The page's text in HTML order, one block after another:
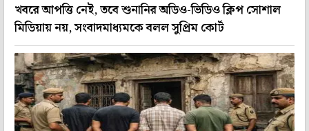
খবরে আপত্তি নেই, তবে শুনানির অডিও-ভিডিও ক্লিপ সোশাল
মিডিয়ায় নয়, সংবাদমাধ্যমকে বলল সুপ্রিম কোর্ট